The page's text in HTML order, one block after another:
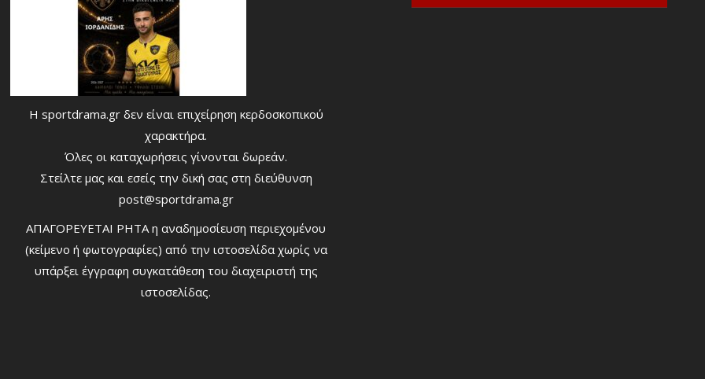
Η sportdrama.gr δεν είναι επιχείρηση κερδοσκοπικού
χαρακτήρα.
Όλες οι καταχωρήσεις γίνονται δωρεάν.
Στείλτε μας και εσείς την δική σας στη διεύθυνση
post@sportdrama.gr
ΑΠΑΓΟΡΕΥΕΤΑΙ ΡΗΤΑ η αναδημοσίευση περιεχομένου
(κείμενο ή φωτογραφίες) από την ιστοσελίδα χωρίς να
υπάρξει έγγραφη συγκατάθεση του διαχειριστή της
ιστοσελίδας.